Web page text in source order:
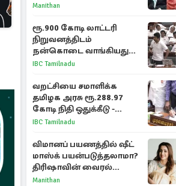
வாபஸ்! விஜய்யுடன்
Manithan
ரூ.900 கோடி லாட்டரி
நிறுவனத்திடம்
நன்கொடை வாங்கியது
ஏன்? உதயநிதி - ஆதவ்
IBC Tamilnadu
வறட்சியை சமாளிக்க
தமிழக அரசு ரூ.288.97
கோடி நிதி ஒதுக்கீடு -
வெளியான அரசாணை
IBC Tamilnadu
விமானப் பயணத்தில் ஷீட்
மாஸ்க் பயன்படுத்தலாமா?
திரிஷாவின் வைரல்
செல்ஃபிக்கு மருத்துவர்
Manithan